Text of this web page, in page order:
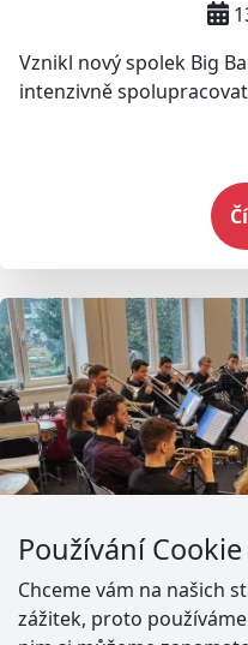
Vznikl nový spolek Big
intenzivně spolupracovat
Používání Cookie
Chceme vám na našich
zážitek, proto